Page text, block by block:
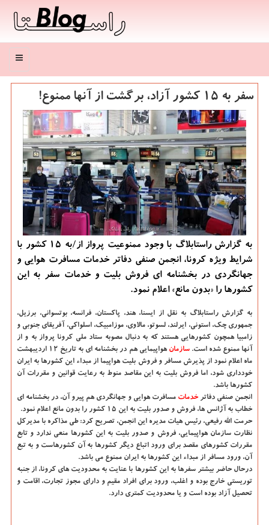
منو
سفر به ۱۵ كشور آزاد، برگشت از آنها ممنوع!
به گزارش راستابلاگ با وجود ممنوعیت پرواز از/به ۱۵ کشور با
شرایط ویژه کرونا، انجمن صنفی دفاتر خدمات مسافرت هوایی و
جهانگردی در بخشنامه ای فروش بلیت و خدمات سفر به این
کشورها را «بدون مانع» اعلام نمود.
به گزارش راستابلاگ به نقل از ایسنا، هند، پاکستان، فرانسه، بوتسوانی، برزیل،
جمهوری چک، استونی، ایرلند، لسوتو، مالاوی، موزامبیک، اسلواکی، آفریقای جنوبی و
زامبیا همچون کشورهایی هستند که به دنبال مصوبه ستاد ملی کرونا پرواز به و از
آنها ممنوع شده است.سازمان
هواپیمایی هم در بخشنامه ای به تاریخ ۱۲ اردیبهشت
ماه اعلام نمود از پذیرش مسافر و فروش بلیت هواپیما از مبداء این کشورها به ایران
خودداری شود، اما فروش بلیت به این مقاصد منوط به رعایت قوانین و مقررات آن
کشورها باشد.
انجمن صنفی دفاترخدمات مسافرت هوایی و جهانگردی هم پیرو آن، در بخشنامه ای
خطاب به آژانس ها، فروش و صدور بلیت به این ۱۵ کشور را بدون مانع اعلام نمود.
حرمت الله رفیعی، رئیس هیات مدیره این انجمن، تصریح کرد: طی مذاکره با مدیرکل
نظارت سازمان هواپیمایی، فروش و صدور بلیت به این کشورها منعی ندارد و تابع
مقررات کشورهای مقصد برای ورود اتباع دیگر کشورها به آن کشورهاست و به تبع
آن، ورود مسافر از مبداء این کشورها به ایران ممنوع می باشد.
درحال حاضر بیشتر سفرها به این کشورها با عنایت به محدودیت های کرونا، از جنبه
توریستی خارج بوده و اغلب، ورود برای افراد مقیم و دارای مجوز تجارت، اقامت و
تحصیل آزاد بوده است و یا محدودیت کمتری دارد.